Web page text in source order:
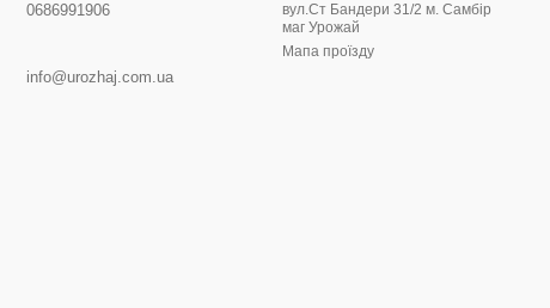
0686991906
info@urozhaj.com.ua
вул.Ст Бандери 31/2 м. Самбір
маг Урожай
Мапа проїзду